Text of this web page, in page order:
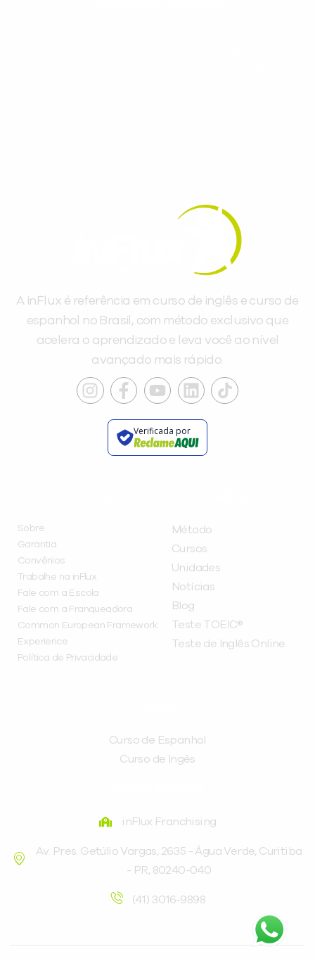
A inFlux é referência em curso de inglês e curso de
espanhol no Brasil, com método exclusivo que
acelera o aprendizado e leva você ao nível
avançado mais rápido.
Verificada por
Sobre
Garantia
Convênios
Trabalhe na inFlux
Fale com a Escola
Fale com a Franqueadora
Common European Framework
Experience
Política de Privacidade
Método
Cursos
Unidades
Notícias
Blog
Teste TOEIC®
Teste de Inglês Online
Curso de Espanhol
Curso de Ingês
inFlux Franchising
Av. Pres. Getúlio Vargas, 2635 - Água Verde, Curitiba
- PR, 80240-040
(41) 3016-9898